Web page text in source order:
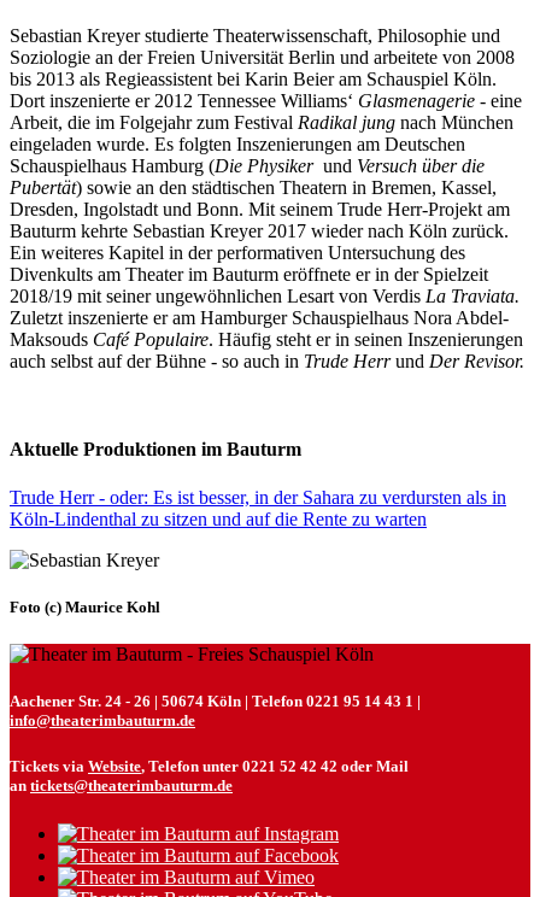
Sebastian Kreyer studierte Theaterwissenschaft, Philosophie und
Soziologie an der Freien Universität Berlin und arbeitete von 2008
bis 2013 als Regieassistent bei Karin Beier am Schauspiel Köln.
Dort inszenierte er 2012 Tennessee Williams‘ Glasmenagerie - eine
Arbeit, die im Folgejahr zum Festival Radikal jung nach München
eingeladen wurde. Es folgten Inszenierungen am Deutschen
Schauspielhaus Hamburg (Die Physikerund Versuch über die
Pubertät) sowie an den städtischen Theatern in Bremen, Kassel,
Dresden, Ingolstadt und Bonn. Mit seinem Trude Herr-Projekt am
Bauturm kehrte Sebastian Kreyer 2017 wieder nach Köln zurück.
Ein weiteres Kapitel in der performativen Untersuchung des
Divenkults am Theater im Bauturm eröffnete er in der Spielzeit
2018/19 mit seiner ungewöhnlichen Lesart von Verdis La Traviata.
Zuletzt inszenierte er am Hamburger Schauspielhaus Nora Abdel-
Maksouds Café Populaire. Häufig steht er in seinen Inszenierungen
auch selbst auf der Bühne - so auch in Trude Herrund Der Revisor.
Aktuelle Produktionen im Bauturm
Trude Herr - oder: Es ist besser, in der Sahara zu verdursten als in
Köln-Lindenthal zu sitzen und auf die Rente zu warten
Foto (c) Maurice Kohl
Aachener Str. 24 - 26 | 50674 Köln | Telefon 0221 95 14 43 1 |
info@theaterimbauturm.de
Tickets via Website, Telefon unter 0221 52 42 42 oder Mail
an tickets@theaterimbauturm.de